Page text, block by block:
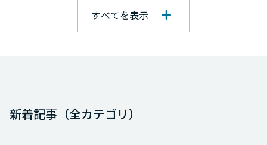
すべてを表示
新着記事（全カテゴリ）